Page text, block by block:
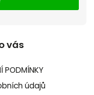
vás
PODMÍNKY
údajů